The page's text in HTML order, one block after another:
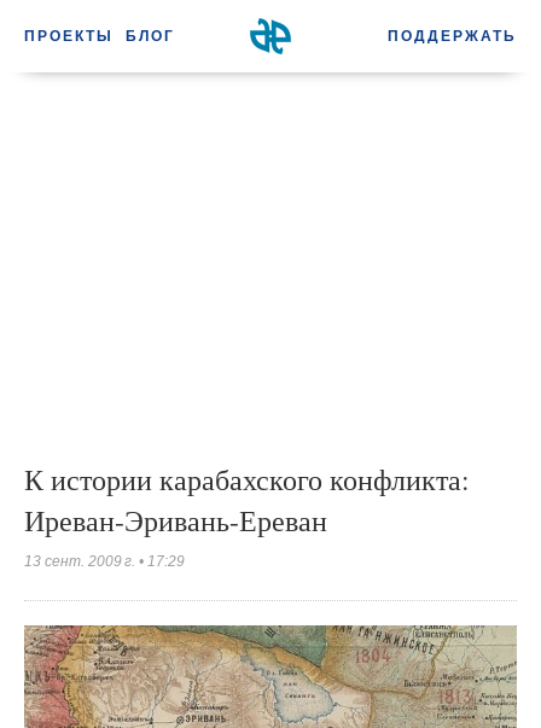
ПРОЕКТЫ БЛОГ ПОДДЕРЖАТЬ
К истории карабахского конфликта:
Иреван-Эривань-Ереван
13 сент. 2009 г. • 17:29